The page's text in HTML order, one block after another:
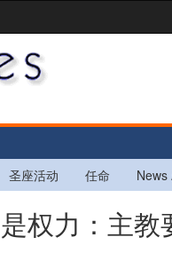
圣座活动 任命 News
权力：主教